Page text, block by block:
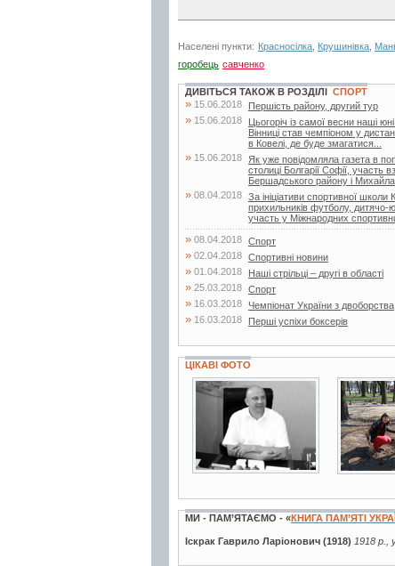
Населені пункти: Красносілка Крушинівка
горобець савченко
ДИВІТЬСЯ ТАКОЖ В РОЗДІЛІ СПОРТ
» 15.06.2018 Першість району, другий тур
» 15.06.2018
Цьогоріч із самої весни наші
Вінниці став чемпіоном у
в Ковелі, де буде змагатися...
» 15.06.2018
Як уже повідомляла газета в
столиці Болгарії Софії, участь
Бершадського району і
» 08.04.2018 За ініціативи спортивної
прихильників футболу,
участь у Міжнародних
» 08.04.2018 Спорт
» 02.04.2018 Спортивні новини
» 01.04.2018 Наші стрільці – другі в області
» 25.03.2018 Спорт
» 16.03.2018 Чемпіонат України з двоборства
» 16.03.2018
Перші успіхи боксерів
ЦІКАВІ ФОТО
2 фото 9 фото
МИ - ПАМ’ЯТАЄМО - «КНИГА ПАМ’ЯТІ
Іскрак Гаврило Ларіонович (1918) 1918 р.,